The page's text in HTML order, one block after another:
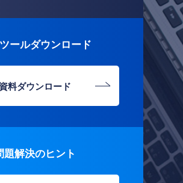
ールダウンロード
資料ダウンロード
題解決のヒント